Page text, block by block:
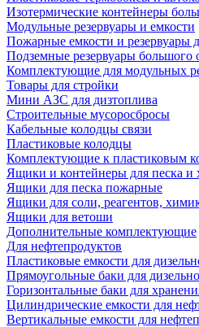
Изотермические контейнеры
Модульные резервуары и емкости
Пожарные емкости и резервуары
Подземные резервуары большого
Комплектующие для модульных
Товары для стройки
Мини АЗС для дизтоплива
Строительные мусоросбросы
Кабельные колодцы связи
Пластиковые колодцы
Комплектующие к пластиковым
Ящики и контейнеры для песка и
Ящики для песка пожарные
Ящики для соли, реагентов,
Ящики для ветоши
Дополнительные комплектующие
Для нефтепродуктов
Пластиковые емкости для
Прямоугольные баки для
Горизонтальные баки для
Цилиндрические емкости для
Вертикальные емкости для